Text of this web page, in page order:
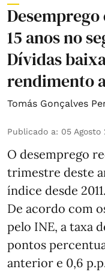
15 anos no
Dívidas
rendimento
Tomás Gonçalves
Publicado a: 05 Agosto
O desemprego
trimestre deste
índice desde 2011.
De acordo com
pelo INE, a taxa
pontos
anterior e 0,6